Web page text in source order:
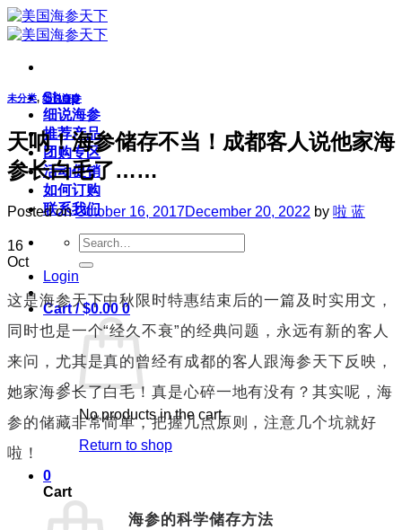
Skip
to
content
Shop
细说海参
推荐产品
团购专区
活动促销
如何订购
联系我们
Search
for:
Login
Cart /$0.00 0
No products in the cart.
Return to shop
0
Cart
未分类, 细说海参
天呐！海参储存不当！成都客人说他家海
参长白毛了……
Posted onOctober 16, 2017December 20, 2022 by 啦 蓝
16
Oct
这是海参天下中秋限时特惠结束后的一篇及时实用文，
同时也是一个“经久不衰”的经典问题，永远有新的客人
来问，尤其是真的曾经有成都的客人跟海参天下反映，
她家海参长了白毛！真是心碎一地有没有？其实呢，海
参的储藏非常简单，把握几点原则，注意几个坑就好
啦！
海参的科学储存方法